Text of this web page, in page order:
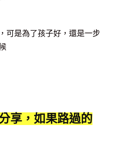
可是為了孩子好，還是一步
享，如果路過的